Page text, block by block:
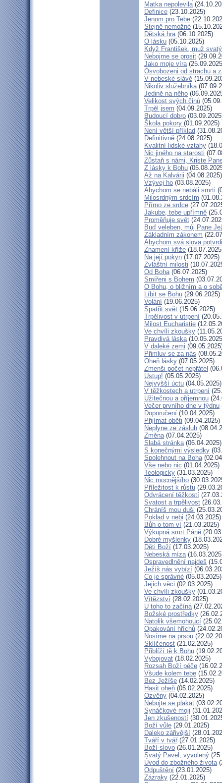
Matka nepolevila
Definice (23.10.2025)
Jenom pro Tebe
Stejně nemožné
Dětská hra(06.10.2025)
O lásku (05.10.2025)
Když František, muž svatý
Nebojme se prosit
Jako moje víra
Osvobozeni od strachu a
V nebeské slávě
Nikoliv služebníka
Jedině na něho
Velikost svých činů
Trpěl jsem (04.09.2025)
Budoucí dobro
Škola pokory (01.09.2025)
Není větší příklad
Definitivně (24.08.2025)
Kvalitní lidské vztahy
Nic jiného na starosti
Zůstaň s námi, Kriste
Z lásky k Bohu
Až na Kalvárii (04.08.2025)
Vzývej ho (03.08.2025)
Abychom se nebáli smrti
Milosrdným srdcím
Přímo ze srdce
Jakube, tebe upřímně
Proměňuje svět
Buď veleben, můj Pane
Základním zákonem
Abychom svá slova
Znamení kříže
Na její pokyn (17.07.2025)
Zvláštní milosti
Od Boha(06.07.2025)
Smířeni s Bohem
O Bohu, o bližním a o
Líbit se Bohu (29.06.2025)
Volání (19.06.2025)
Spatřit svět (15.06.2025)
Trpělivost v utrpení
Milost Eucharistie
Ve chvíli zkoušky
Pravdivá láska
V daleké zemi
Přimluv se za nás
Oheň lásky (07.05.2025)
Zmenši počet nepřátel
Ustup! (05.05.2025)
Nejvyšší úctu (04.05.2025)
V těžkostech a utrpení
Užitečnou a příjemnou
Večer prvního dne v týdnu
Doporučení (10.04.2025)
Přijímat oběti (09.04.2025)
Neplyne ze zásluh
Změna(07.04.2025)
Slabá stránka(06.04.2025)
S konečnými výsledky
Spolehnout na Boha
Vše nebo nic (01.04.2025)
Teologicky (31.03.2025)
Nic mocnějšího
Příležitost k růstu
Odvrácení těžkostí
Svatost a trpělivost
Chráníš mou duši
Poklad v nebi (24.03.2025)
Bůh o tom ví (21.03.2025)
Výkupná smrt Páně
Dobré myšlenky
Děti Boží (17.03.2025)
Nebeská míza
Ospravedlnění najdeš
Ježíš nás vybízí
Co je správné (05.03.2025)
Jejich věci (02.03.2025)
Ve chvíli zkoušky
Vítězství (28.02.2025)
U toho to začíná
Božské prostředky
Natolik všemohoucí
Opakování hříchů
Nosíme na prsou
Sklíčenost (21.02.2025)
Přiblíží tě k Bohu
Vybojovat (18.02.2025)
Rozsah Boží péče
Všude kolem tebe
Bez Ježíše (14.02.2025)
Hasit oheň (05.02.2025)
Ozvěny (04.02.2025)
Nebojte se plakat
Synáčkové moji
Jen zkušeností
Boží vůle (29.01.2025)
Daleko zářivější
Tváří v tvář(27.01.2025)
Boží slovo (26.01.2025)
Svatý Pavel, vyvolený
Úvod do zbožného života
Odpuštění (23.01.2025)
Zázraky (22.01.2025)